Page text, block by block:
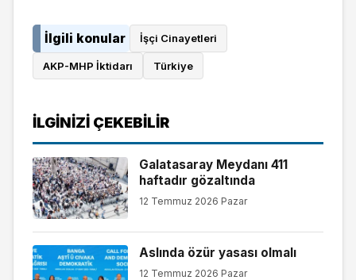
İlgili konular İşçi Cinayetleri
AKP-MHP İktidarı Türkiye
İLGINIZI ÇEKEBILIR
Galatasaray Meydanı 411
haftadır gözaltında
12 Temmuz 2026 Pazar
Aslında özür yasası olmalı
12 Temmuz 2026 Pazar